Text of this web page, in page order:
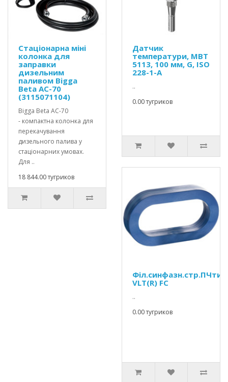
Стаціонарна міні
колонка для
заправки
дизельним
паливом Bigga
Beta AC-70
(3115071104)
Bigga Beta AC-70
- компактна колонка для
перекачування
дизельного палива у
стаціонарних умовах.
Для ..
18 844.00 тугриков
Датчик
температури, MBT
5113, 100 мм, G, ISO
228-1-A
..
0.00 тугриков
VLT(R) FC
..
0.00 тугриков